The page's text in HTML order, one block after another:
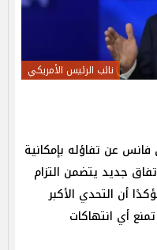
نائب الرئيس الأمريكي
عن تفاؤله بإمكانية
جديد يتضمن التزام
أن التحدي الأكبر
أي انتهاكات